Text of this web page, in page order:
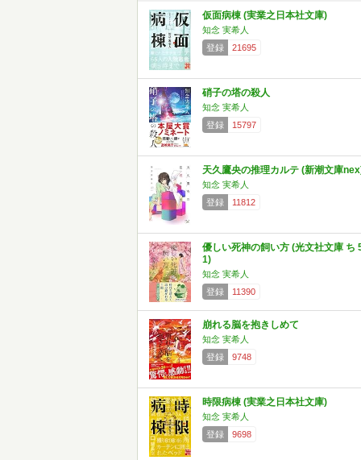
仮面病棟 (実業之日本社文庫)
知念 実希人
登録
21695
硝子の塔の殺人
知念 実希人
登録
15797
天久鷹央の推理カルテ (新潮文庫
知念 実希人
登録
11812
優しい死神の飼い方 (光文社文庫 ち
1)
知念 実希人
登録
11390
崩れる脳を抱きしめて
知念 実希人
登録
9748
時限病棟 (実業之日本社文庫)
知念 実希人
登録
9698